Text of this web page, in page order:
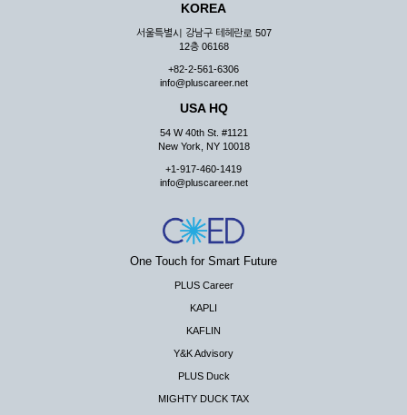
KOREA
서울특별시 강남구 테헤란로 507
12층 06168
+82-2-561-6306
info@pluscareer.net
USA HQ
54 W 40th St. #1121
New York, NY 10018
+1-917-460-1419
info@pluscareer.net
One Touch for Smart Future
PLUS Career
KAPLI
KAFLIN
Y&K Advisory
PLUS Duck
MIGHTY DUCK TAX